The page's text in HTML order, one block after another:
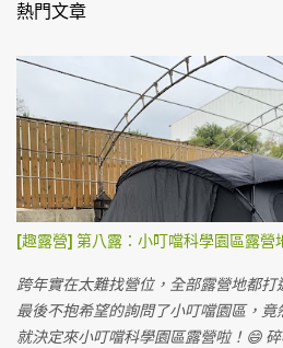
熱門文章
[趣露營] 第八露：小叮噹科學園區露營
跨年實在太難找營位，全部露營地都打
最後不抱希望的詢問了小叮噹園區，竟
就決定來小叮噹科學園區露營啦！😄